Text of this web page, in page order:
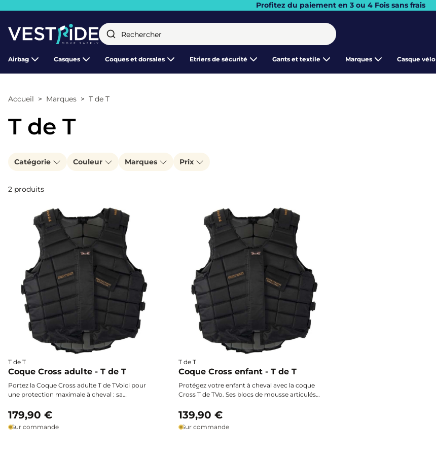
Profitez du paiement en 3 ou 4 Fois sans frais
Airbag Casques Coques et dorsales Etriers de sécurité Gants et textile Marques Casque vélo
Accueil Marques T de T
T de T
Catégorie Couleur Marques Prix
2 produits
T de T
Coque Cross adulte - T de T
Portez la Coque Cross adulte T de TVoici pour
une protection maximale à cheval : sa
votre buste avec précision et vous offre un
confort supérieur et une liberté de
mouvement optimale.
179,90 €
Sur commande
T de T
Coque Cross enfant - T de T
Protégez votre enfant à cheval avec la coque
Cross T de TVo. Ses blocs de mousse articulés
et un confort supérieur à chaque sortie.
139,90 €
Sur commande